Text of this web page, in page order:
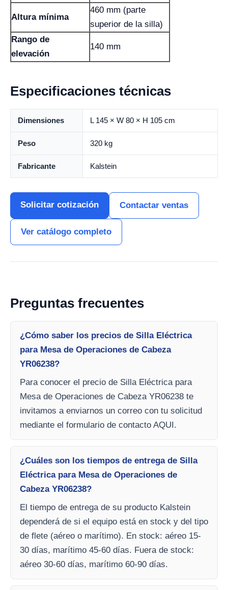
Altura mínima
460 mm (parte
superior de la silla)
Rango de
elevación
140 mm
Especificaciones técnicas
Dimensiones L 145 × W 80 × H 105 cm
Peso 320 kg
Fabricante Kalstein
Solicitar cotización Contactar ventas
Ver catálogo completo
Preguntas frecuentes
¿Cómo saber los precios de Silla Eléctrica
para Mesa de Operaciones de Cabeza
YR06238?
Para conocer el precio de Silla Eléctrica para
Mesa de Operaciones de Cabeza YR06238 te
invitamos a enviarnos un correo con tu solicitud
mediante el formulario de contacto AQUI.
¿Cuáles son los tiempos de entrega de Silla
Eléctrica para Mesa de Operaciones de
Cabeza YR06238?
El tiempo de entrega de su producto Kalstein
dependerá de si el equipo está en stock y del tipo
de flete (aéreo o marítimo). En stock: aéreo 15-
30 días, marítimo 45-60 días. Fuera de stock:
aéreo 30-60 días, marítimo 60-90 días.